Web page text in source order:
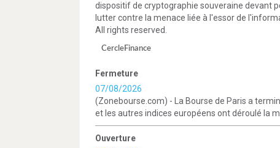
dispositif de cryptographie souveraine devant
lutter contre la menace liée à l'essor de
All rights reserved.
CercleFinance
Fermeture
07/08/2026
(Zonebourse.com) - La Bourse de Paris a
et les autres indices européens ont déroulé la
Ouverture